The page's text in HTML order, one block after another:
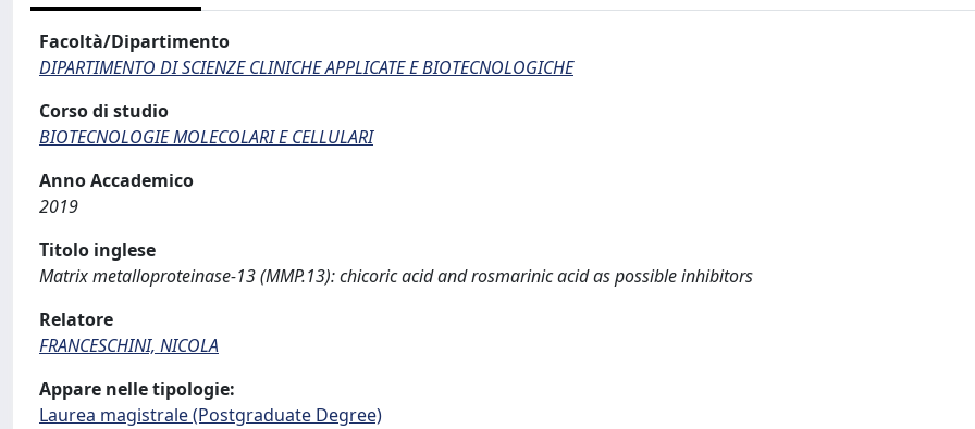
Facoltà/Dipartimento
DIPARTIMENTO DI SCIENZE CLINICHE APPLICATE E BIOTECNOLOGICHE
Corso di studio
BIOTECNOLOGIE MOLECOLARI E CELLULARI
Anno Accademico
2019
Titolo inglese
Matrix metalloproteinase-13 (MMP.13): chicoric acid and rosmarinic acid as possible inhibitors
Relatore
FRANCESCHINI, NICOLA
Appare nelle tipologie:
Laurea magistrale (Postgraduate Degree)